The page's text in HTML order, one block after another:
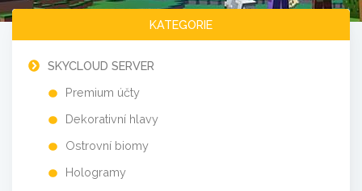
KATEGORIE
SKYCLOUD SERVER
Premium účty
Dekorativní hlavy
Ostrovní biomy
Hologramy